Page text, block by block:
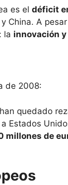
es el déficit
China. A
la innovación
de 2008:
quedado
Estados
millones de